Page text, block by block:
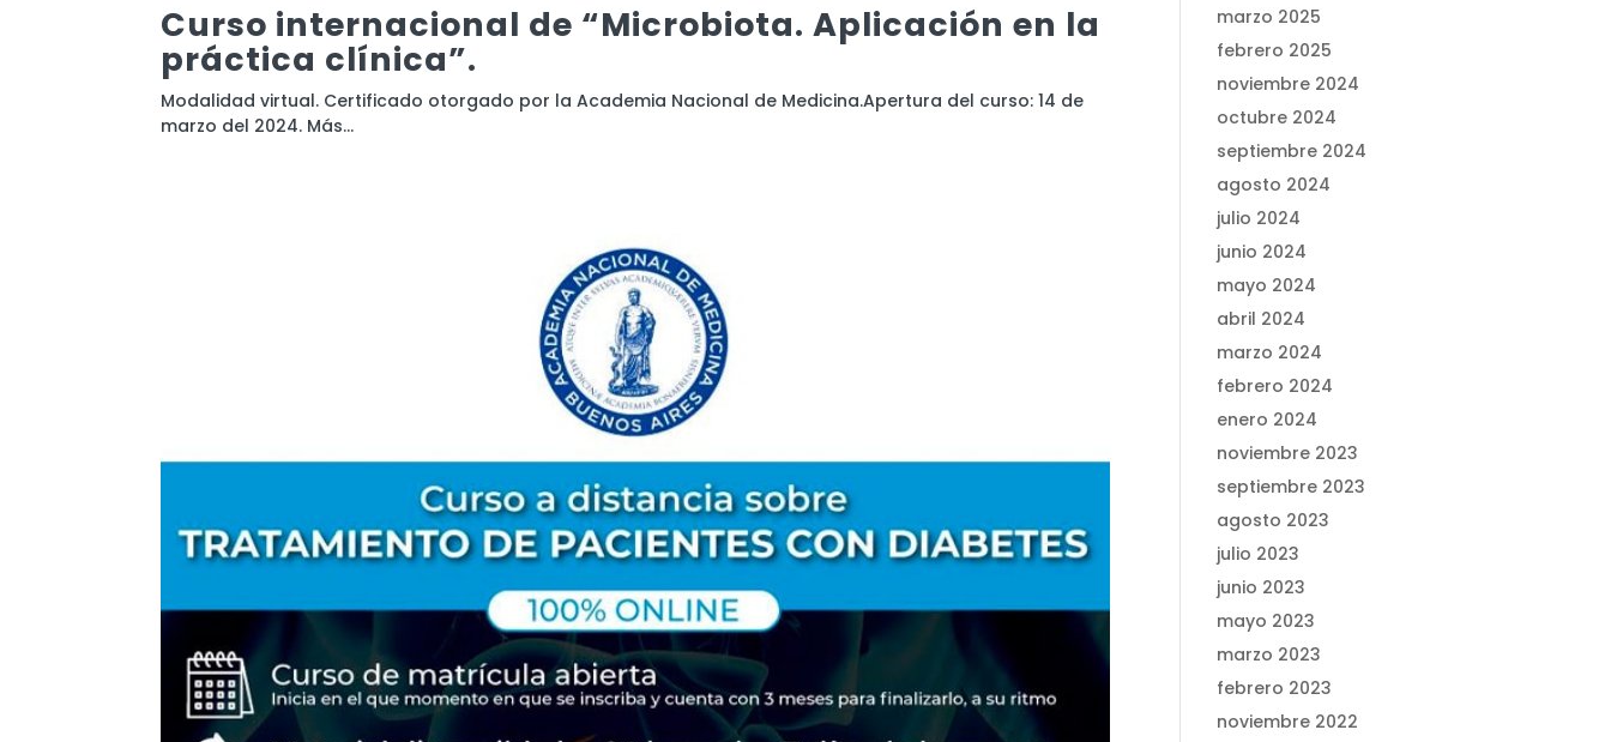
Curso internacional de “Microbiota. Aplicación en la
práctica clínica”.
Modalidad virtual. Certificado otorgado por la Academia Nacional de Medicina.Apertura del curso: 14 de
marzo del 2024. Más...
marzo 2025
febrero 2025
noviembre 2024
octubre 2024
septiembre 2024
agosto 2024
julio 2024
junio 2024
mayo 2024
abril 2024
marzo 2024
febrero 2024
enero 2024
noviembre 2023
septiembre 2023
agosto 2023
julio 2023
junio 2023
mayo 2023
marzo 2023
febrero 2023
noviembre 2022